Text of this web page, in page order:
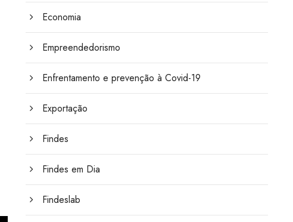
Economia
Empreendedorismo
Enfrentamento e prevenção à Covid-19
Exportação
Findes
Findes em Dia
Findeslab